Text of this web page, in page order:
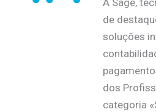
A Sage,
de
soluções
dos
categoria